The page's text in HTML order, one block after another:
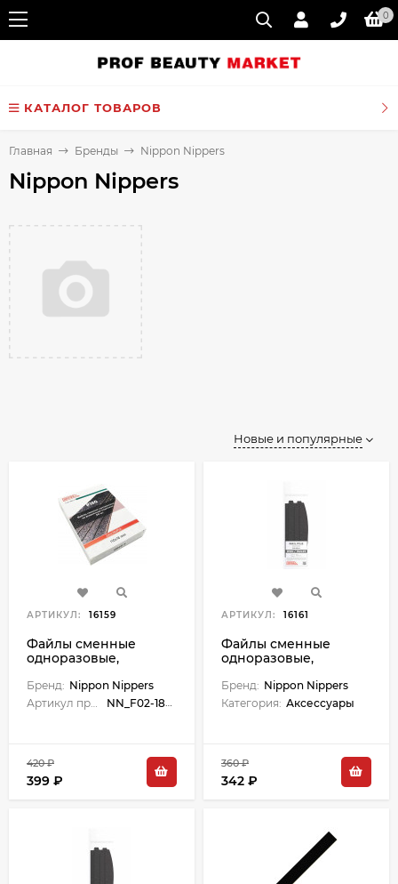
0
КАТАЛОГ ТОВАРОВ
Главная Бренды Nippon Nippers
Nippon Nippers
Новые и популярные
АРТИКУЛ: 16159
Файлы сменные
одноразовые,
кремния, 50 шт.
Размер 110х18 мм.
Бренд: Nippon Nippers
Артикул производителя:
NN_F02-180-A
420 ₽
399 ₽
АРТИКУЛ: 16161
Файлы сменные
одноразовые,
кремния, 15 шт.,
полуовал. Размер
162x25 мм.
Бренд: Nippon Nippers
Категория: Аксессуары
360 ₽
342 ₽